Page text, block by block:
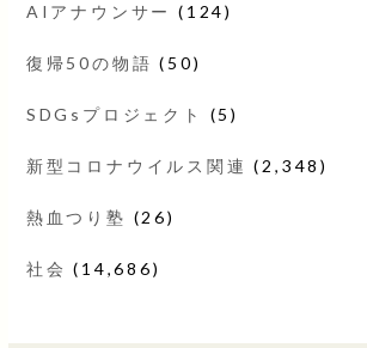
AIアナウンサー (124)
復帰50の物語 (50)
SDGsプロジェクト (5)
新型コロナウイルス関連 (2,348)
熱血つり塾 (26)
社会 (14,686)